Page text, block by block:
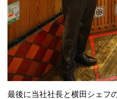
最後に当社社長と横田シェフ